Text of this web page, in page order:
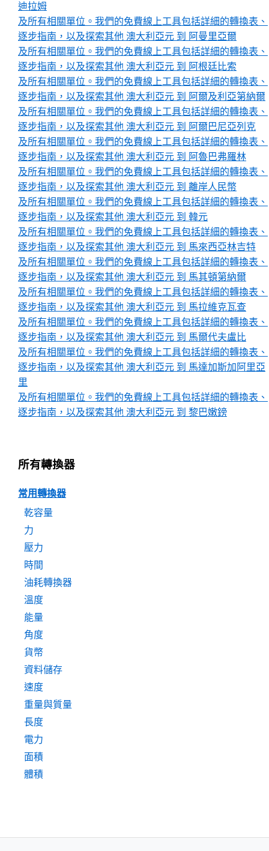
迪拉姆
及所有相關單位。我們的免費線上工具包括詳細的轉換表、
逐步指南，以及探索其他 澳大利亞元 到 阿曼里亞爾
及所有相關單位。我們的免費線上工具包括詳細的轉換表、
逐步指南，以及探索其他 澳大利亞元 到 阿根廷比索
及所有相關單位。我們的免費線上工具包括詳細的轉換表、
逐步指南，以及探索其他 澳大利亞元 到 阿爾及利亞第納爾
及所有相關單位。我們的免費線上工具包括詳細的轉換表、
逐步指南，以及探索其他 澳大利亞元 到 阿爾巴尼亞列克
及所有相關單位。我們的免費線上工具包括詳細的轉換表、
逐步指南，以及探索其他 澳大利亞元 到 阿魯巴弗羅林
及所有相關單位。我們的免費線上工具包括詳細的轉換表、
逐步指南，以及探索其他 澳大利亞元 到 離岸人民幣
及所有相關單位。我們的免費線上工具包括詳細的轉換表、
逐步指南，以及探索其他 澳大利亞元 到 韓元
及所有相關單位。我們的免費線上工具包括詳細的轉換表、
逐步指南，以及探索其他 澳大利亞元 到 馬來西亞林吉特
及所有相關單位。我們的免費線上工具包括詳細的轉換表、
逐步指南，以及探索其他 澳大利亞元 到 馬其頓第納爾
及所有相關單位。我們的免費線上工具包括詳細的轉換表、
逐步指南，以及探索其他 澳大利亞元 到 馬拉維克瓦查
及所有相關單位。我們的免費線上工具包括詳細的轉換表、
逐步指南，以及探索其他 澳大利亞元 到 馬爾代夫盧比
及所有相關單位。我們的免費線上工具包括詳細的轉換表、
逐步指南，以及探索其他 澳大利亞元 到 馬達加斯加阿里亞
里
及所有相關單位。我們的免費線上工具包括詳細的轉換表、
逐步指南，以及探索其他 澳大利亞元 到 黎巴嫩鎊
所有轉換器
常用轉換器
乾容量
力
壓力
時間
油耗轉換器
溫度
能量
角度
貨幣
資料儲存
速度
重量與質量
長度
電力
面積
體積